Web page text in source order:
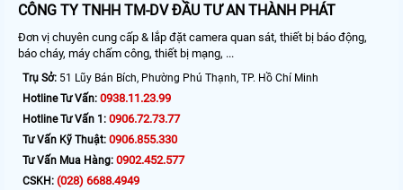
CÔNG TY TNHH TM-DV ĐẦU TƯ AN THÀNH PHÁT
Đơn vị chuyên cung cấp & lắp đặt camera quan sát, thiết bị báo động,
báo cháy, máy chấm công, thiết bị mạng, ...
Trụ Sở: 51 Lũy Bán Bích, Phường Phú Thạnh, TP. Hồ Chí Minh
Hotline Tư Vấn: 0938.11.23.99
Hotline Tư Vấn 1: 0906.72.73.77
Tư Vấn Kỹ Thuật: 0906.855.330
Tư Vấn Mua Hàng: 0902.452.577
CSKH: (028) 6688.4949